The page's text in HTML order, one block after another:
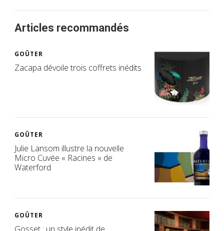
Articles recommandés
GOÛTER
Zacapa dévoile trois coffrets inédits
GOÛTER
Julie Lansom illustre la nouvelle
Micro Cuvée « Racines » de
Waterford
GOÛTER